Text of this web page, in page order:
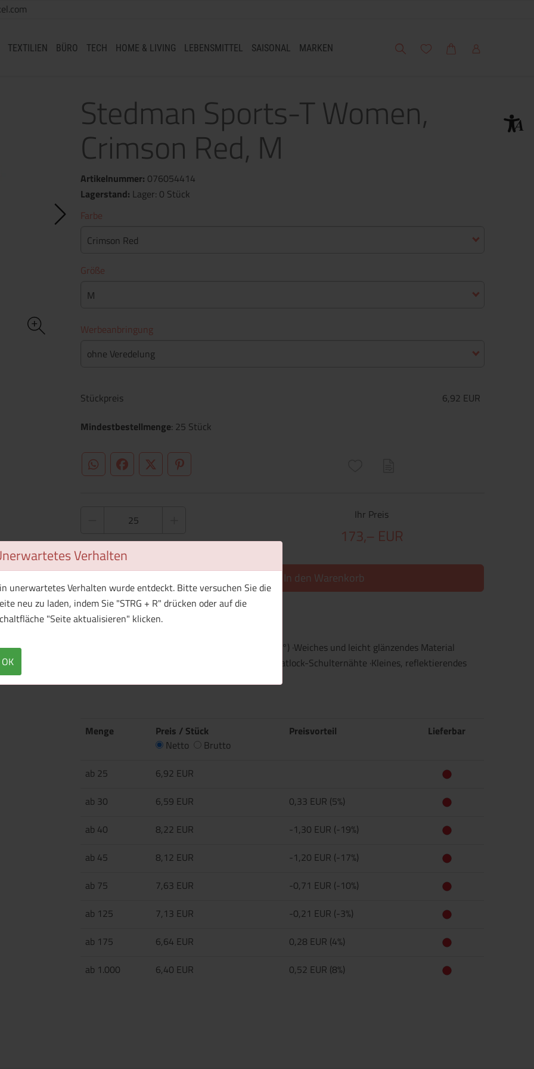
Verhalten
unerwartetes Verhalten wurde entdeckt. Bitte versuchen Sie die
neu zu laden, indem Sie "STRG + R" drücken oder auf die
"Seite aktualisieren" klicken.
OK
TEXTILIEN BÜRO TECH HOME & LIVING LEBENSMITTEL SAISONAL MARKEN Suche Meine Wunschliste
WarenkorbMein Account
Stedman Sports-T Women,
Crimson Red, M
Artikelnummer: 076054414
Lagerstand: Lager: 0 Stück
Farbe
Crimson Red
Größe
M
Werbeanbringung
ohne Veredelung
Stückpreis
6,92 EUR
Mindestbestellmenge: 25 Stück
WhatsApp (#[creator\plugin\share\core\structs\SocialSharingServiceSettings]:only_chrome#)
FacebookTwitter (#[creator\plugin\share\core\structs\SocialSharingServiceSettings]:formaly_twitter#)
Pinterest
Ihr Preis
173,– EUR
In den Warenkorb
Überblick Technische Daten
·140 g/m² ·100% Polyester (Interlock, ACTIVE-DRY°) ·Weiches und leicht glänzendes Material
·Schmaler Kragen aus T-Shirt-Stoff ·Dekorative Flatlock-Schulternähte ·Kleines, reflektierendes
Menge
Preis / Stück
Netto
Brutto
Preisvorteil Lieferbar
ab 25
6,92 EUR
ab 30
6,59 EUR
0,33 EUR (5%)
ab 40
8,22 EUR
-1,30 EUR (-19%)
ab 45
8,12 EUR
-1,20 EUR (-17%)
ab 75
7,63 EUR
-0,71 EUR (-10%)
ab 125
7,13 EUR
-0,21 EUR (-3%)
ab 175
6,64 EUR
0,28 EUR (4%)
ab 1.000
6,40 EUR 0,52 EUR (8%)